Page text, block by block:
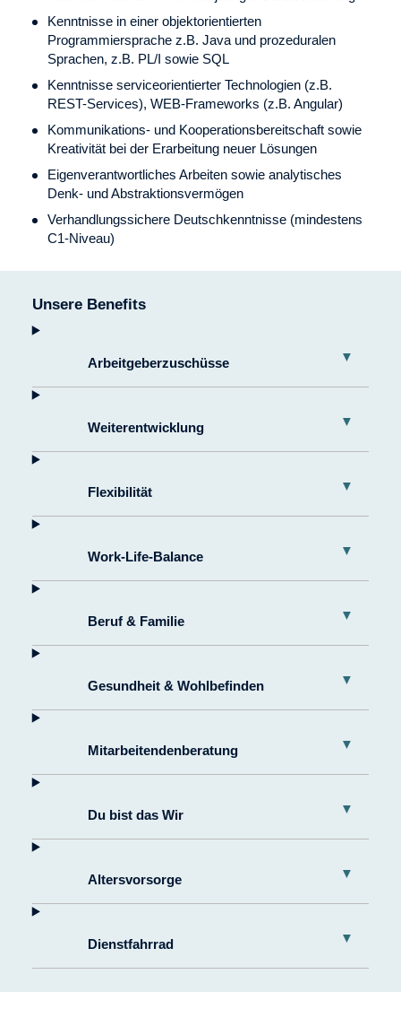
Kenntnisse in einer objektorientierten
Programmiersprache z.B. Java und prozeduralen
Sprachen, z.B. PL/I sowie SQL
Kenntnisse serviceorientierter Technologien (z.B.
REST-Services), WEB-Frameworks (z.B. Angular)
Kommunikations- und Kooperationsbereitschaft sowie
Kreativität bei der Erarbeitung neuer Lösungen
Eigenverantwortliches Arbeiten sowie analytisches
Denk- und Abstraktionsvermögen
Verhandlungssichere Deutschkenntnisse (mindestens
C1-Niveau)
Unsere Benefits
Arbeitgeber­zuschüsse
Weiter­entwicklung
Flexibilität
Work-Life-Balance
Beruf & Familie
Gesundheit & Wohl­befinden
Mit­arbeitenden­beratung
Du bist das Wir
Alters­vorsorge
Dienstfahrrad